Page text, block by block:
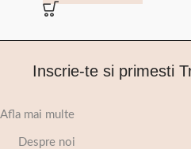
Inscrie-te si primesti
Afla mai multe
Despre noi